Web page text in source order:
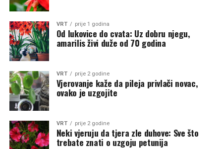
VRT prije 1 godina
Od lukovice do cvata: Uz dobru njegu,
amarilis živi duže od 70 godina
VRT prije 2 godine
Vjerovanje kaže da pileja privlači novac,
ovako je uzgojite
VRT prije 2 godine
Neki vjeruju da tjera zle duhove: Sve što
trebate znati o uzgoju petunija